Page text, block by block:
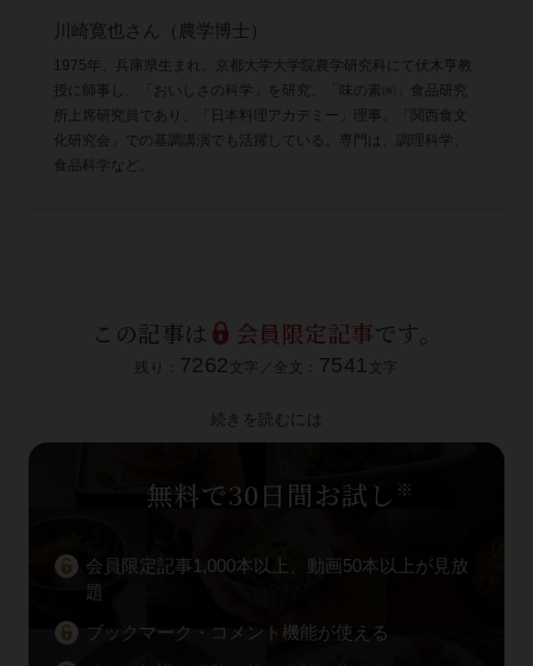
川崎寛也さん（農学博士）
1975年、兵庫県生まれ。京都大学大学院農学研究科にて伏木亨教
授に師事し、「おいしさの科学」を研究。「味の素㈱」食品研究
所上席研究員であり、「日本料理アカデミー」理事。「関西食文
化研究会」での基調講演でも活躍している。専門は、調理科学、
食品科学など。
この記事は 会員限定記事です。
残り： 7262 文字／全文： 7541 文字
続きを読むには
無料で30日間お試し ※
会員限定記事1,000本以上、動画50本以上が見放
題
ブックマーク・コメント機能が使える